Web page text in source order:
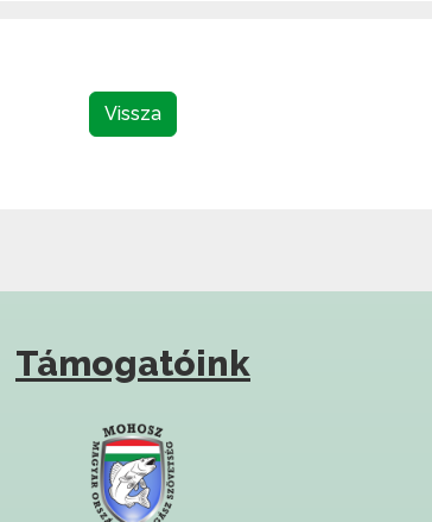
Vissza
Támogatóink